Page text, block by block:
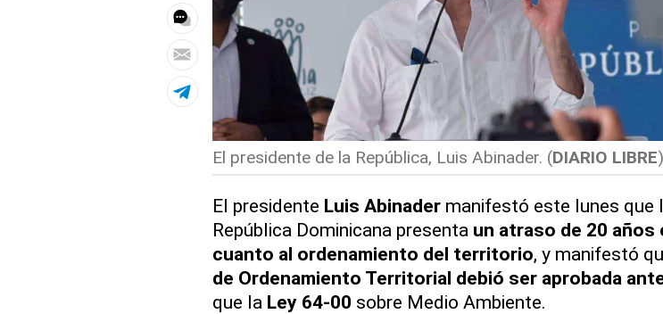
El presidente de la República, Luis Abinader. (DIARIO LIBRE)
El presidente Luis Abinadermanifestó este lunes que
República Dominicana presenta un atraso de 20 años
cuanto al ordenamiento del territorio, y manifestó
de Ordenamiento Territorial debió ser aprobada
que la Ley 64-00 sobre Medio Ambiente.